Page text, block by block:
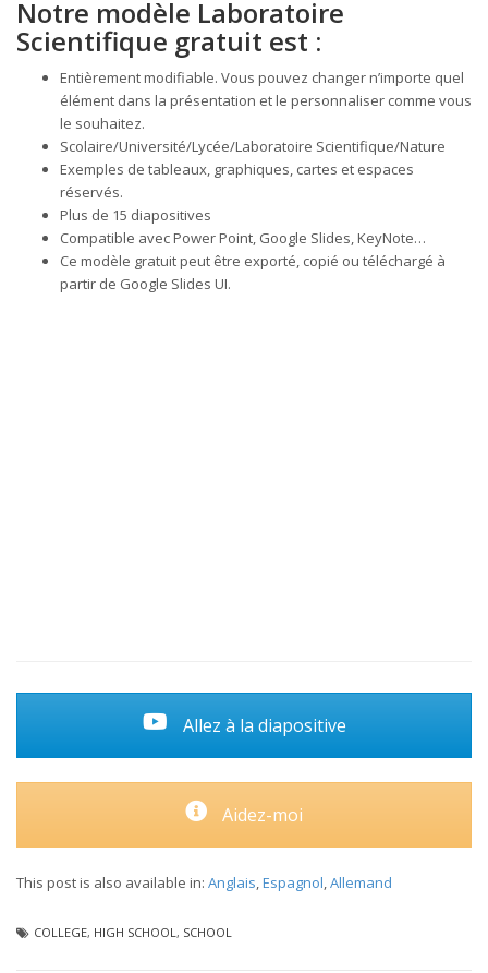
Notre modèle Laboratoire
Scientifique gratuit est :
Entièrement modifiable. Vous pouvez changer n’importe quel
élément dans la présentation et le personnaliser comme vous
le souhaitez.
Scolaire/Université/Lycée/Laboratoire Scientifique/Nature
Exemples de tableaux, graphiques, cartes et espaces
réservés.
Plus de 15 diapositives
Compatible avec Power Point, Google Slides, KeyNote…
Ce modèle gratuit peut être exporté, copié ou téléchargé à
partir de Google Slides UI.
Allez à la diapositive
Aidez-moi
This post is also available in: Anglais Espagnol Allemand
COLLEGE, HIGH SCHOOL , SCHOOL